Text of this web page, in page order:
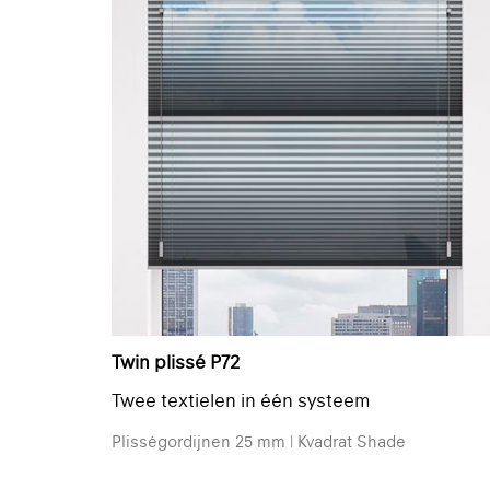
Twin plissé P72
Twee textielen in één systeem
Plisségordijnen 25 mm | Kvadrat Shade